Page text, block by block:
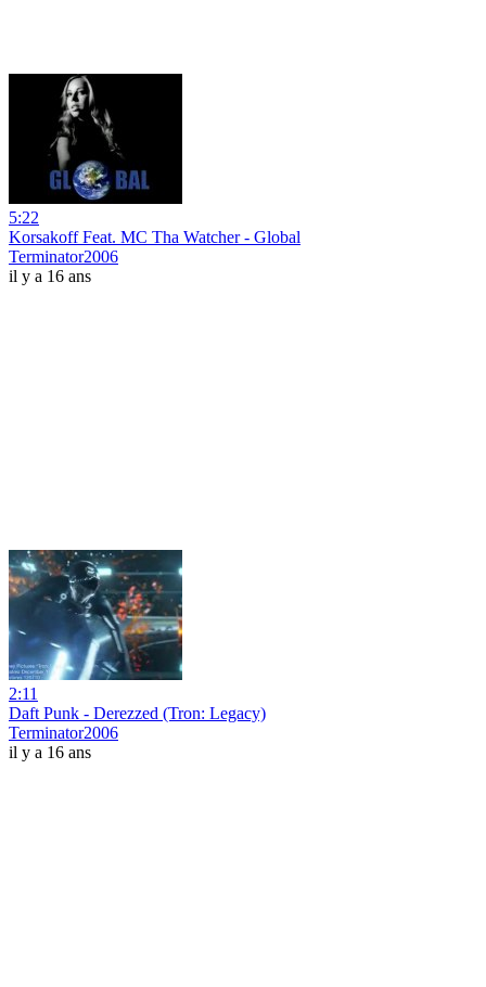
5:22
Korsakoff Feat. MC Tha Watcher - Global
Terminator2006
il y a 16 ans
2:11
Daft Punk - Derezzed (Tron: Legacy)
Terminator2006
il y a 16 ans